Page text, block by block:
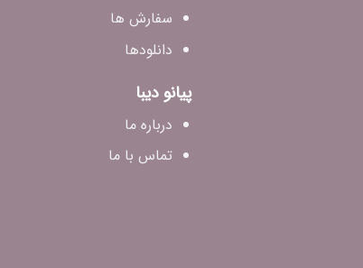
سفارش ها
دانلودها
پیانو دیبا
درباره ما
تماس با ما